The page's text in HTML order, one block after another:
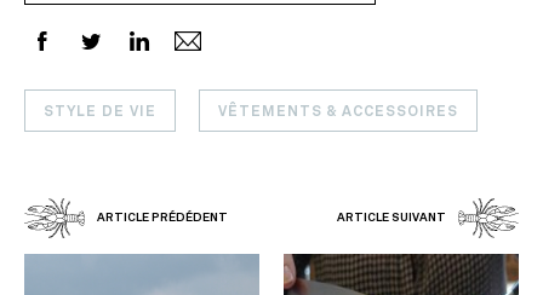
STYLE DE VIE VÊTEMENTS & ACCESSOIRES
ARTICLE PRÉDÉDENT ARTICLE SUIVANT